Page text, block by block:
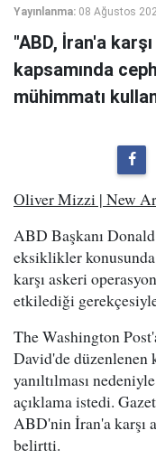
Yayınlanma: 08 Ağustos
"ABD, İran'a
kapsamında
mühimmatı
Oliver Mizzi | New
ABD Başkanı
eksiklikler konusunda
karşı askeri
etkilediği
The Washington
David'de düzenlenen
yanıltılması
açıklama istedi.
ABD'nin İran'a karşı
belirtti.